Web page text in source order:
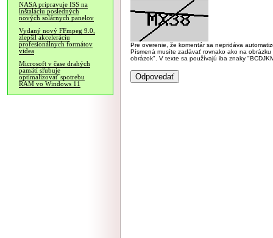
NASA pripravuje ISS na
inštaláciu posledných
nových solárnych panelov
Vydaný nový FFmpeg 9.0,
zlepšil akceleráciu
profesionálnych formátov
videa
Microsoft v čase drahých
pamätí sľubuje
optimalizovať spotrebu
RAM vo Windows 11
Pre overenie, že komentár sa nepridáva
Písmená musíte zadávať rovnako ako na
obrázok". V texte sa používajú iba znaky